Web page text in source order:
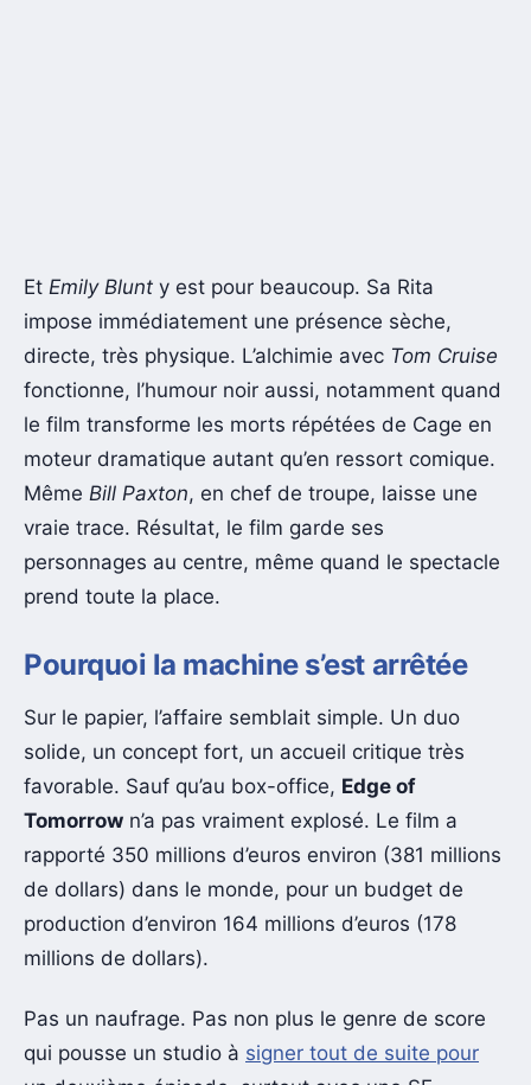
Et Emily Blunt y est pour beaucoup. Sa Rita
impose immédiatement une présence sèche,
directe, très physique. L’alchimie avec Tom Cruise
fonctionne, l’humour noir aussi, notamment quand
le film transforme les morts répétées de Cage en
moteur dramatique autant qu’en ressort comique.
Même Bill Paxton, en chef de troupe, laisse une
vraie trace. Résultat, le film garde ses
personnages au centre, même quand le spectacle
prend toute la place.
Pourquoi la machine s’est arrêtée
Sur le papier, l’affaire semblait simple. Un duo
solide, un concept fort, un accueil critique très
favorable. Sauf qu’au box-office, Edge of
Tomorrow n’a pas vraiment explosé. Le film a
rapporté 350 millions d’euros environ (381 millions
de dollars) dans le monde, pour un budget de
production d’environ 164 millions d’euros (178
millions de dollars).
Pas un naufrage. Pas non plus le genre de score
qui pousse un studio à signer tout de suite pour